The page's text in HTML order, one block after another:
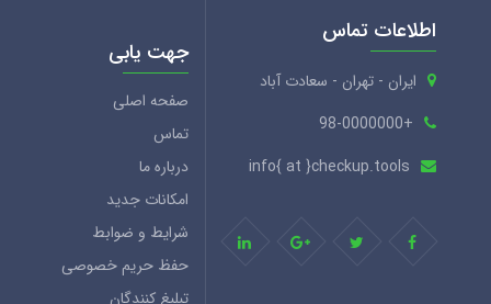
اطلاعات تماس
ایران - تهران - سعادت آباد
+98-0000000
info{ at }checkup.tools
جهت یابی
صفحه اصلی
تماس
درباره ما
امکانات جدید
شرایط و ضوابط
حفظ حریم خصوصی
تبلیغ کنندگان